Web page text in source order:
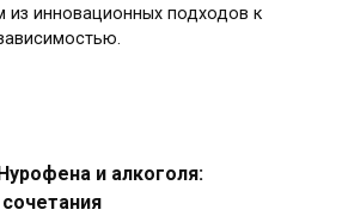
из инновационных подходов к
и алкоголя: